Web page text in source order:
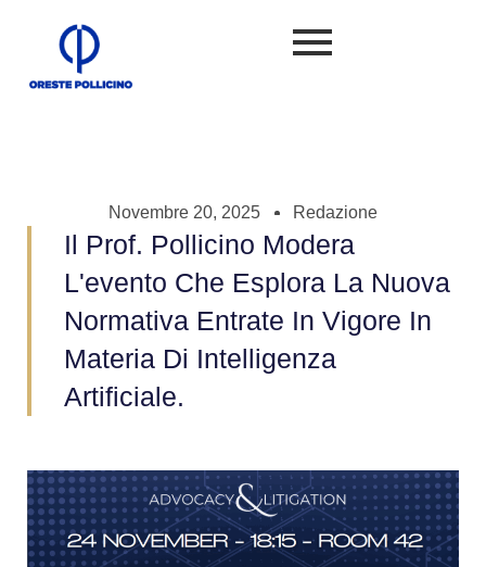
Novembre 20, 2025 Redazione
Il Prof. Pollicino Modera
L'evento Che Esplora La Nuova
Normativa Entrate In Vigore In
Materia Di Intelligenza
Artificiale.